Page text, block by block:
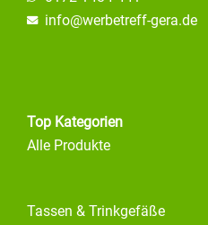
info@werbetreff-gera.de
Top Kategorien
Alle Produkte
Tassen & Trinkgefäße